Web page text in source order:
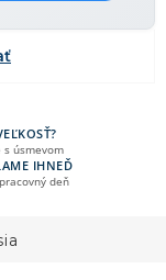
s úsmevom
IHNEĎ
deň